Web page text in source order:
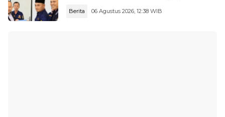
Berita 06 Agustus 2026, 12:38 WIB